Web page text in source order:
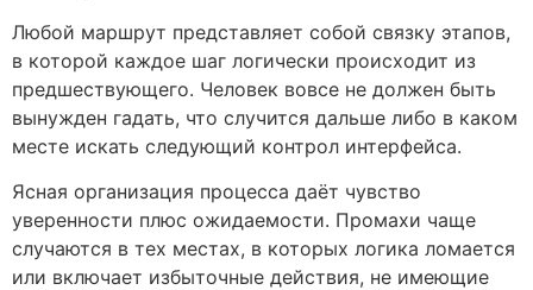
Любой маршрут представляет собой связку этапов,
в которой каждое шаг логически происходит из
предшествующего. Человек вовсе не должен быть
вынужден гадать, что случится дальше либо в каком
месте искать следующий контрол интерфейса.
Ясная организация процесса даёт чувство
уверенности плюс ожидаемости. Промахи чаще
случаются в тех местах, в которых логика ломается
или включает избыточные действия, не имеющие